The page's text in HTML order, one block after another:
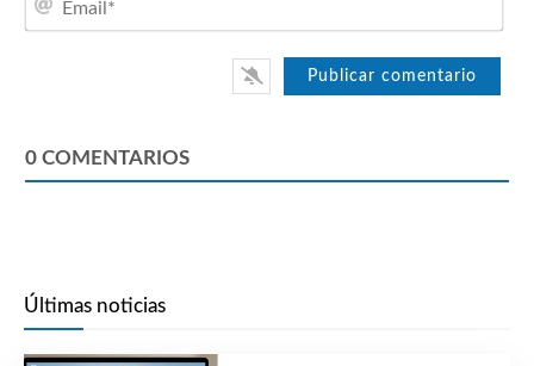
0 COMENTARIOS
Últimas noticias